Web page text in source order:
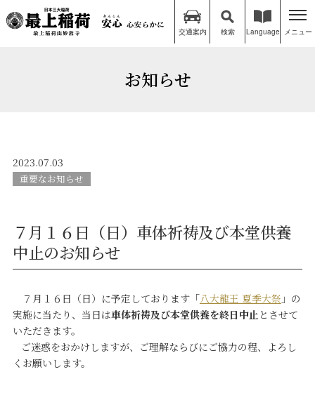
交通案内 検索 Language メニュー
お知らせ
2023.07.03
重要なお知らせ
７月１６日（日）車体祈祷及び本堂供養
中止のお知らせ
７月１６日（日）に予定しております「八大龍王 夏季大祭 」の
実施に当たり、当日は車体祈祷及び本堂供養を終日中止 とさせて
いただきます。
ご迷惑をおかけしますが、ご理解ならびにご協力の程、よろし
くお願いします。